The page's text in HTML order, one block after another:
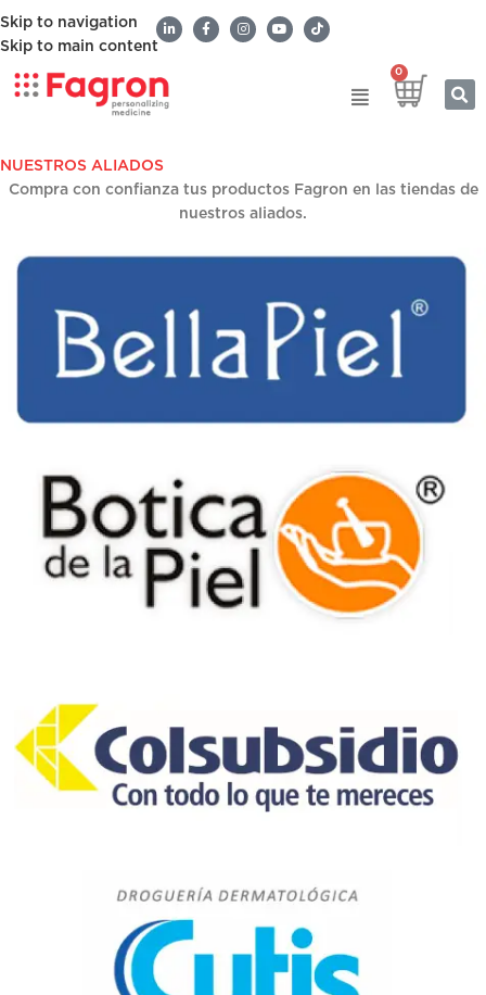
Skip to navigation
Skip to main content
0
NUESTROS ALIADOS
Compra con confianza tus productos Fagron en las tiendas de
nuestros aliados.